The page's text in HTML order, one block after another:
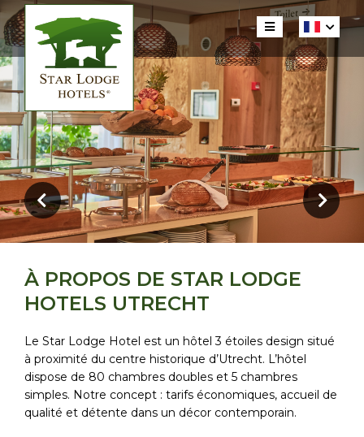
À PROPOS DE STAR LODGE
HOTELS UTRECHT
Le Star Lodge Hotel est un hôtel 3 étoiles design situé
à proximité du centre historique d’Utrecht. L’hôtel
dispose de 80 chambres doubles et 5 chambres
simples. Notre concept : tarifs économiques, accueil de
qualité et détente dans un décor contemporain.